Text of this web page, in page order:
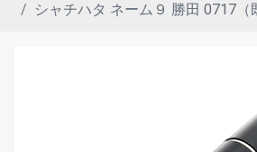
シャチハタ ネーム９ 勝田 0717（